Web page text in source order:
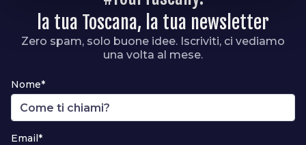
la tua Toscana, la tua newsletter
Zero spam, solo buone idee. Iscriviti, ci vediamo
una volta al mese.
Nome*
Email*